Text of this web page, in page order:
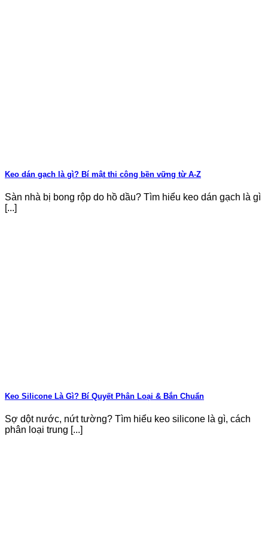
Keo dán gạch là gì? Bí mật thi công bền vững từ A-Z
Sàn nhà bị bong rộp do hồ dầu? Tìm hiểu keo dán gạch là gì
[...]
Keo Silicone Là Gì? Bí Quyết Phân Loại & Bắn Chuẩn
Sợ dột nước, nứt tường? Tìm hiểu keo silicone là gì, cách
phân loại trung [...]